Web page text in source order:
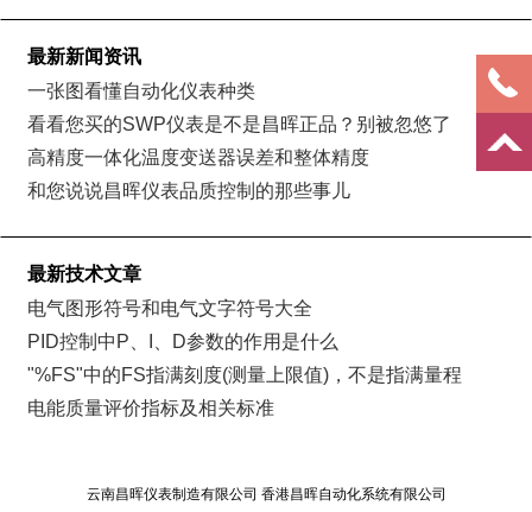
最新新闻资讯
一张图看懂自动化仪表种类
看看您买的SWP仪表是不是昌晖正品？别被忽悠了
高精度一体化温度变送器误差和整体精度
和您说说昌晖仪表品质控制的那些事儿
最新技术文章
电气图形符号和电气文字符号大全
PID控制中P、I、D参数的作用是什么
"%FS"中的FS指满刻度(测量上限值)，不是指满量程
电能质量评价指标及相关标准
云南昌晖仪表制造有限公司 香港昌晖自动化系统有限公司